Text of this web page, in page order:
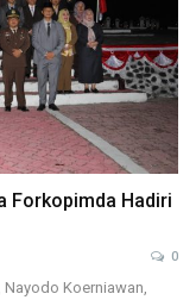
Forkopimda Hadiri
0
Nayodo Koerniawan,